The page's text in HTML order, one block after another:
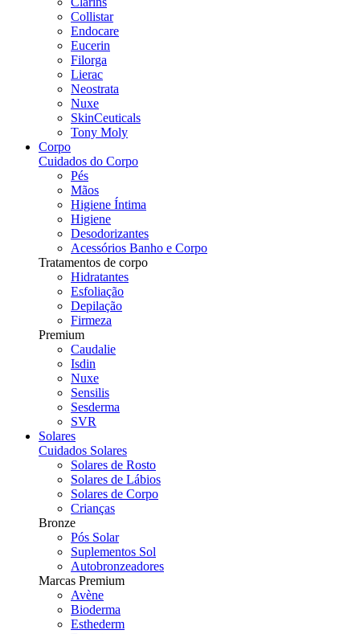
Collistar
Endocare
Eucerin
Filorga
Lierac
Neostrata
Nuxe
SkinCeuticals
Tony Moly
Corpo
Cuidados do Corpo
Pés
Mãos
Higiene Íntima
Higiene
Desodorizantes
Acessórios Banho e Corpo
Tratamentos de corpo
Hidratantes
Esfoliação
Depilação
Firmeza
Premium
Caudalie
Isdin
Nuxe
Sensilis
Sesderma
SVR
Solares
Cuidados Solares
Solares de Rosto
Solares de Lábios
Solares de Corpo
Crianças
Bronze
Pós Solar
Suplementos Sol
Autobronzeadores
Marcas Premium
Avène
Bioderma
Esthederm